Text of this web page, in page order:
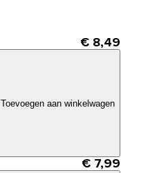
€ 8,49
Toevoegen aan winkelwagen
€ 7,99